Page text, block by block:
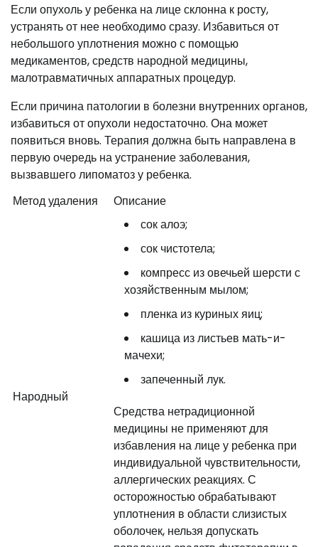
Если опухоль у ребенка на лице склонна к росту,
устранять от нее необходимо сразу. Избавиться от
небольшого уплотнения можно с помощью
медикаментов, средств народной медицины,
малотравматичных аппаратных процедур.
Если причина патологии в болезни внутренних органов,
избавиться от опухоли недостаточно. Она может
появиться вновь. Терапия должна быть направлена в
первую очередь на устранение заболевания,
вызвавшего липоматоз у ребенка.
Метод удаления
Описание
Народный
сок алоэ;
сок чистотела;
компресс из овечьей шерсти с
хозяйственным мылом;
пленка из куриных яиц;
кашица из листьев мать-и-
мачехи;
запеченный лук.
Средства нетрадиционной
медицины не применяют для
избавления на лице у ребенка при
индивидуальной чувствительности,
аллергических реакциях. С
осторожностью обрабатывают
уплотнения в области слизистых
оболочек, нельзя допускать